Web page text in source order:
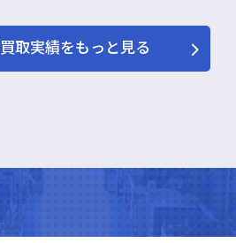
買取実績をもっと見る